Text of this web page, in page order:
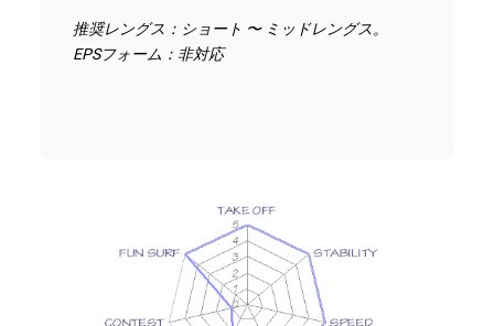
推奨レングス：ショート 〜 ミッドレングス。
EPSフォーム：非対応